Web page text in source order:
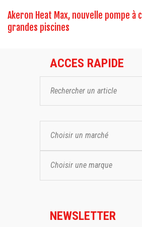
Akeron Heat Max, nouvelle pompe à
grandes piscines
ACCES RAPIDE
Choisir un marché
Choisir une marque
NEWSLETTER